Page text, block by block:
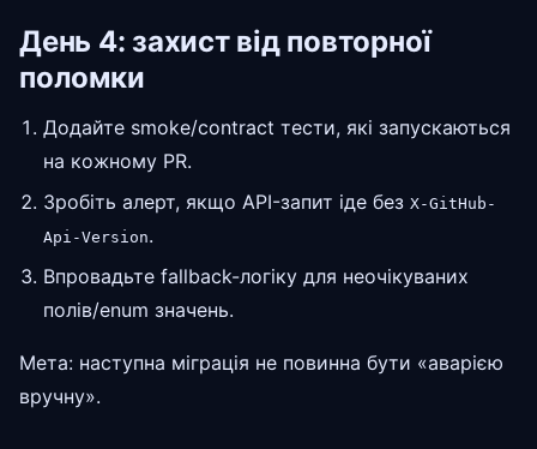
День 4: захист від повторної
поломки
Додайте smoke/contract тести, які запускаються
на кожному PR.
Зробіть алерт, якщо API-запит іде без X-GitHub-
Api-Version.
Впровадьте fallback-логіку для неочікуваних
полів/enum значень.
Мета: наступна міграція не повинна бути «аварією
вручну».